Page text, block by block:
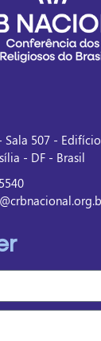
Sala 507 -
- DF - Brasil